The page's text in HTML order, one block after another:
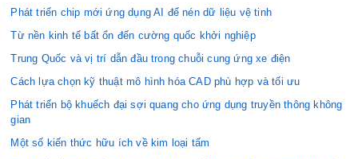
Phát triển chip mới ứng dụng AI để nén dữ liệu vệ tinh
Từ nền kinh tế bất ổn đến cường quốc khởi nghiệp
Trung Quốc và vị trí dẫn đầu trong chuỗi cung ứng xe điện
Cách lựa chọn kỹ thuật mô hình hóa CAD phù hợp và tối ưu
Phát triển bộ khuếch đại sợi quang cho ứng dụng truyền thông không
gian
Một số kiến thức hữu ích về kim loại tấm